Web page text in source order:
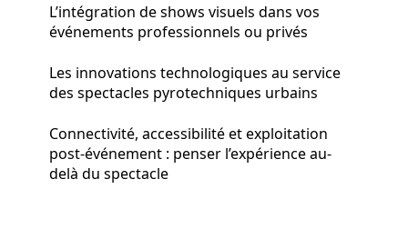
L’intégration de shows visuels dans vos
événements professionnels ou privés
Les innovations technologiques au service
des spectacles pyrotechniques urbains
Connectivité, accessibilité et exploitation
post‑événement : penser l’expérience au-
delà du spectacle